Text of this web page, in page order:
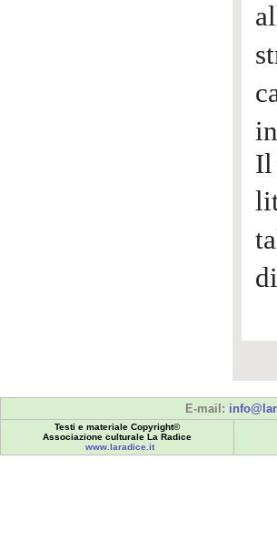
Il
E-mail:
Testi e materiale Copyright©
Associazione culturale La Radice
www.laradice.it